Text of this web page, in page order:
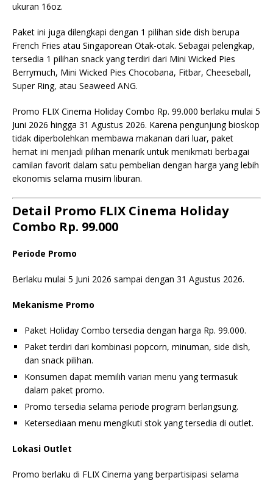
ukuran 16oz.
Paket ini juga dilengkapi dengan 1 pilihan side dish berupa
French Fries atau Singaporean Otak-otak. Sebagai pelengkap,
tersedia 1 pilihan snack yang terdiri dari Mini Wicked Pies
Berrymuch, Mini Wicked Pies Chocobana, Fitbar, Cheeseball,
Super Ring, atau Seaweed ANG.
Promo FLIX Cinema Holiday Combo Rp. 99.000 berlaku mulai 5
Juni 2026 hingga 31 Agustus 2026. Karena pengunjung bioskop
tidak diperbolehkan membawa makanan dari luar, paket
hemat ini menjadi pilihan menarik untuk menikmati berbagai
camilan favorit dalam satu pembelian dengan harga yang lebih
ekonomis selama musim liburan.
Detail Promo FLIX Cinema Holiday
Combo Rp. 99.000
Periode Promo
Berlaku mulai 5 Juni 2026 sampai dengan 31 Agustus 2026.
Mekanisme Promo
Paket Holiday Combo tersedia dengan harga Rp. 99.000.
Paket terdiri dari kombinasi popcorn, minuman, side dish,
dan snack pilihan.
Konsumen dapat memilih varian menu yang termasuk
dalam paket promo.
Promo tersedia selama periode program berlangsung.
Ketersediaan menu mengikuti stok yang tersedia di outlet.
Lokasi Outlet
Promo berlaku di FLIX Cinema yang berpartisipasi selama